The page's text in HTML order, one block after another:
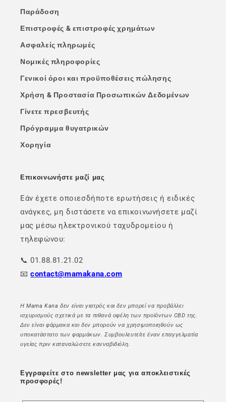
Παράδοση
Επιστροφές & επιστροφές χρημάτων
Ασφαλείς πληρωμές
Νομικές πληροφορίες
Γενικοί όροι και προϋποθέσεις πώλησης
Χρήση & Προστασία Προσωπικών Δεδομένων
Γίνετε πρεσβευτής
Πρόγραμμα θυγατρικών
Χορηγία
Επικοινωνήστε μαζί μας
Εάν έχετε οποιεσδήποτε ερωτήσεις ή ειδικές
ανάγκες, μη διστάσετε να επικοινωνήσετε μαζί
μας μέσω ηλεκτρονικού ταχυδρομείου ή
τηλεφώνου:
📞 01.88.81.21.02
📧contact@mamakana.com
Η Mama Kana δεν είναι γιατρός και δεν μπορεί να προβάλλει
ισχυρισμούς σχετικά με τα πιθανά οφέλη των προϊόντων CBD της.
Δεν είναι φάρμακα και δεν μπορούν να χρησιμοποιηθούν ως
υποκατάστατο των φαρμάκων. Συμβουλευτείτε έναν επαγγελματία
υγείας πριν καταναλώσετε κανναβιδιόλη.
Εγγραφείτε στο newsletter μας για αποκλειστικές
προσφορές!